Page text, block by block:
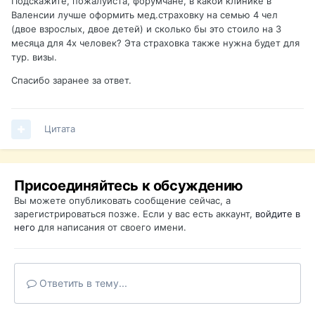
Валенсии лучше оформить мед.страховку на семью 4 чел
(двое взрослых, двое детей) и сколько бы это стоило на 3
месяца для 4х человек? Эта страховка также нужна будет для
тур. визы.
Спасибо заранее за ответ.
Цитата
Присоединяйтесь к обсуждению
Вы можете опубликовать сообщение сейчас, а
зарегистрироваться позже. Если у вас есть аккаунт, войдите в
него для написания от своего имени.
Ответить в тему...